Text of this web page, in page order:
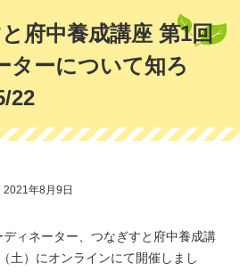
府中養成講座 第1回
ターについて知ろ
22
年8月9日
ィネーター、つなぎすと府中養成講
土）にオンラインにて開催しまし